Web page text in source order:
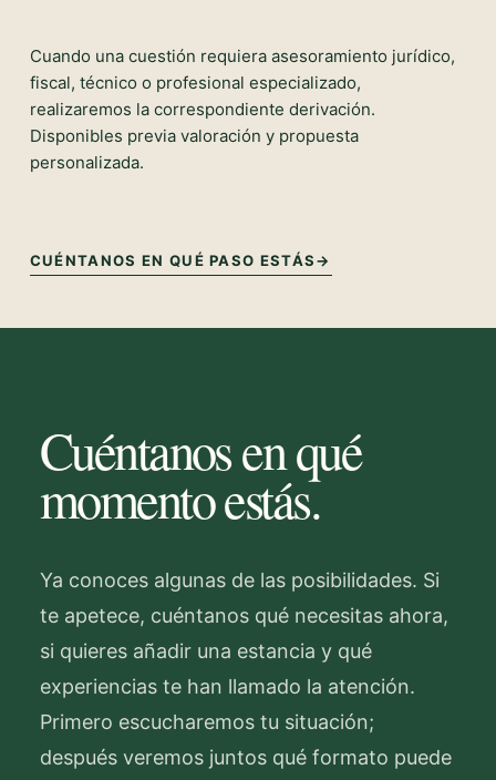
Cuando una cuestión requiera asesoramiento jurídico,
fiscal, técnico o profesional especializado,
realizaremos la correspondiente derivación.
Disponibles previa valoración y propuesta
personalizada.
CUÉNTANOS EN QUÉ PASO ESTÁS→
Cuéntanos en qué
momento estás.
Ya conoces algunas de las posibilidades. Si
te apetece, cuéntanos qué necesitas ahora,
si quieres añadir una estancia y qué
experiencias te han llamado la atención.
Primero escucharemos tu situación;
después veremos juntos qué formato puede